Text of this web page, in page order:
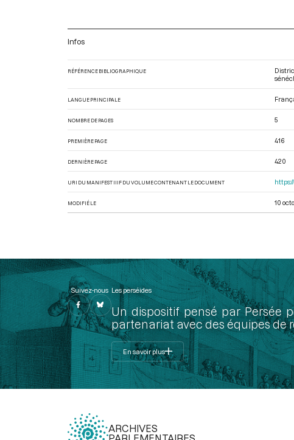
Infos
RÉFÉRENCE BIBLIOGRAPHIQUE
LANGUE PRINCIPALE
NOMBRE DE PAGES 5
PREMIÈRE PAGE 416
DERNIÈRE PAGE 420
URI DU MANIFEST IIIF DU VOLUME CONTENANT LE DOCUMENT
MODIFIÉ LE 10
Suivez-nous Les perséides
Un dispositif pensé par Persée
partenariat avec des équipes de
En savoir plus
ARCHIVES